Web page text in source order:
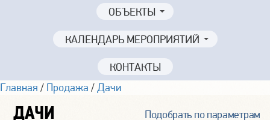
ОБЪЕКТЫ
КАЛЕНДАРЬ МЕРОПРИЯТИЙ
КОНТАКТЫ
Главная / Продажа /Дачи
ДАЧИ Подобрать по параметрам